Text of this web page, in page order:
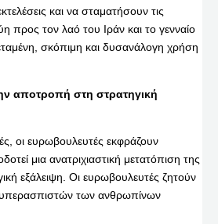
και να σταματήσουν τις
προς τον λαό του Ιράν και το γενναίο
σκόπιμη και δυσανάλογη χρήση
αποτροπή στη στρατηγική
οι ευρωβουλευτές εκφράζουν
μια ανατριχιαστική μετατόπιση της
εξάλειψη. Οι ευρωβουλευτές ζητούν
των ανθρωπίνων